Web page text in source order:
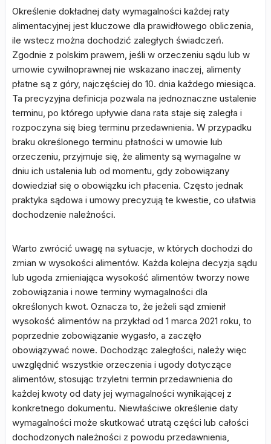
Określenie dokładnej daty wymagalności każdej raty
alimentacyjnej jest kluczowe dla prawidłowego obliczenia,
ile wstecz można dochodzić zaległych świadczeń.
Zgodnie z polskim prawem, jeśli w orzeczeniu sądu lub w
umowie cywilnoprawnej nie wskazano inaczej, alimenty
płatne są z góry, najczęściej do 10. dnia każdego miesiąca.
Ta precyzyjna definicja pozwala na jednoznaczne ustalenie
terminu, po którego upływie dana rata staje się zaległa i
rozpoczyna się bieg terminu przedawnienia. W przypadku
braku określonego terminu płatności w umowie lub
orzeczeniu, przyjmuje się, że alimenty są wymagalne w
dniu ich ustalenia lub od momentu, gdy zobowiązany
dowiedział się o obowiązku ich płacenia. Często jednak
praktyka sądowa i umowy precyzują te kwestie, co ułatwia
dochodzenie należności.
Warto zwrócić uwagę na sytuacje, w których dochodzi do
zmian w wysokości alimentów. Każda kolejna decyzja sądu
lub ugoda zmieniająca wysokość alimentów tworzy nowe
zobowiązania i nowe terminy wymagalności dla
określonych kwot. Oznacza to, że jeżeli sąd zmienił
wysokość alimentów na przykład od 1 marca 2021 roku, to
poprzednie zobowiązanie wygasło, a zaczęło
obowiązywać nowe. Dochodząc zaległości, należy więc
uwzględnić wszystkie orzeczenia i ugody dotyczące
alimentów, stosując trzyletni termin przedawnienia do
każdej kwoty od daty jej wymagalności wynikającej z
konkretnego dokumentu. Niewłaściwe określenie daty
wymagalności może skutkować utratą części lub całości
dochodzonych należności z powodu przedawnienia,